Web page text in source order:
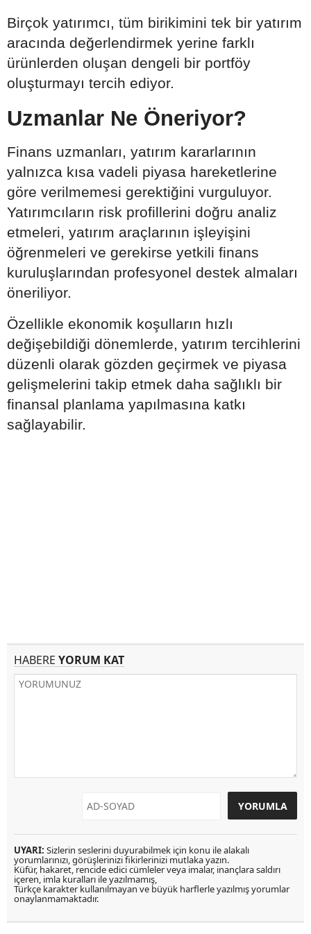
Birçok yatırımcı, tüm birikimini tek bir yatırım
aracında değerlendirmek yerine farklı
ürünlerden oluşan dengeli bir portföy
oluşturmayı tercih ediyor.
Uzmanlar Ne Öneriyor?
Finans uzmanları, yatırım kararlarının
yalnızca kısa vadeli piyasa hareketlerine
göre verilmemesi gerektiğini vurguluyor.
Yatırımcıların risk profillerini doğru analiz
etmeleri, yatırım araçlarının işleyişini
öğrenmeleri ve gerekirse yetkili finans
kuruluşlarından profesyonel destek almaları
öneriliyor.
Özellikle ekonomik koşulların hızlı
değişebildiği dönemlerde, yatırım tercihlerini
düzenli olarak gözden geçirmek ve piyasa
gelişmelerini takip etmek daha sağlıklı bir
finansal planlama yapılmasına katkı
sağlayabilir.
HABERE YORUM KAT
UYARI: Sizlerin seslerini duyurabilmek için konu ile alakalı
yorumlarınızı, görüşlerinizi fikirlerinizi mutlaka yazın.
Küfür, hakaret, rencide edici cümleler veya imalar, inançlara saldırı
içeren, imla kuralları ile yazılmamış,
Türkçe karakter kullanılmayan ve büyük harflerle yazılmış yorumlar
onaylanmamaktadır.